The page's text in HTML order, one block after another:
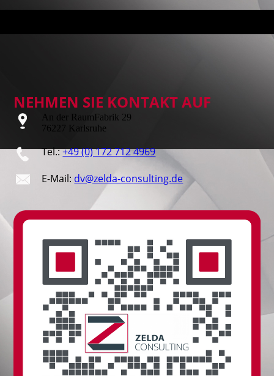
NEHMEN SIE KONTAKT AUF
An der RaumFabrik 29
76227 Karlsruhe
Tel.:+49 (0) 172 712 4969
E-Mail: dv@zelda-consulting.de